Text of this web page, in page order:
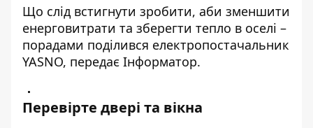
Що слід встигнути зробити, аби зменшити
енерговитрати та зберегти тепло в оселі –
порадами поділився електропостачальник
YASNO, передає Інформатор.
Перевірте двері та вікна